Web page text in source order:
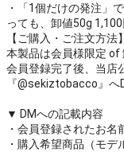
・「1個だけの発注」
っても、卸値50g
【ご購入・ご注文方法】
本製品は会員様限定 of
会員登録完了後、当店
『@sekiztobacco』へ
▼ DMへの記載内容
・会員登録されたお名
・購入希望商品（モデ